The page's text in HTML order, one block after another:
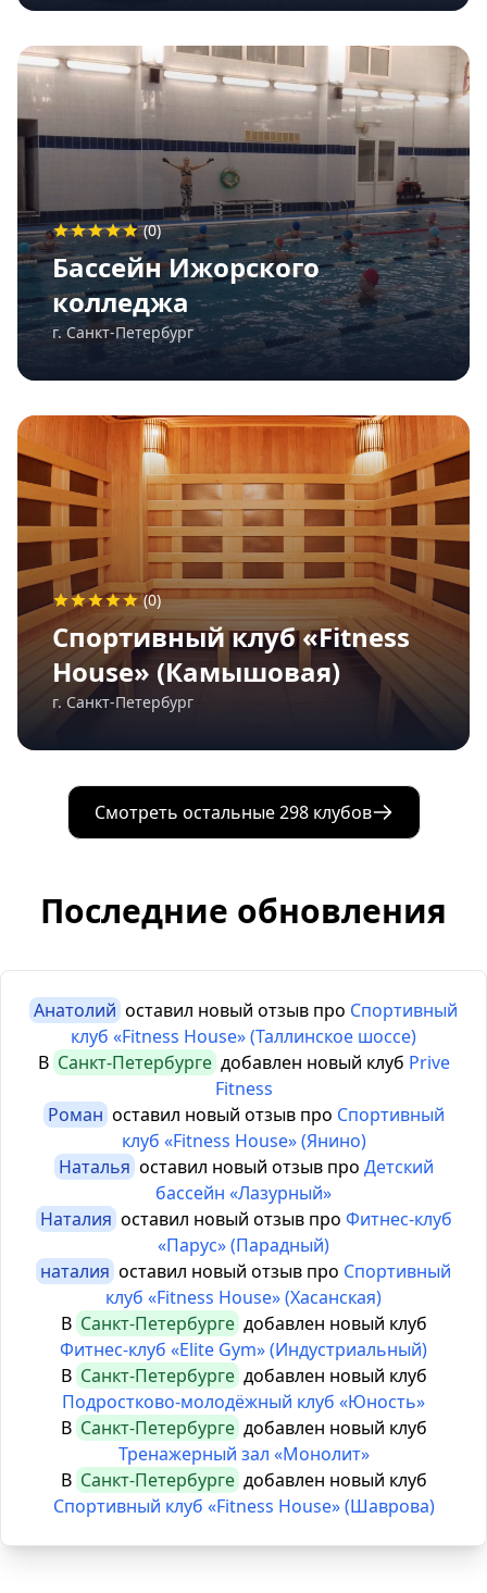
(0)
Бассейн Ижорского
колледжа
г. Санкт-Петербург
(0)
Спортивный клуб «Fitness
House» (Камышовая)
г. Санкт-Петербург
Смотреть остальные 298 клубов
Последние обновления
Анатолий оставил новый отзыв про Спортивный
клуб «Fitness House» (Таллинское шоссе)
В Санкт-Петербургедобавлен новый клуб Prive
Fitness
Роман оставил новый отзыв про Спортивный
клуб «Fitness House» (Янино)
Наталья оставил новый отзыв про Детский
бассейн «Лазурный»
Наталия оставил новый отзыв про Фитнес-клуб
«Парус» (Парадный)
наталия оставил новый отзыв про Спортивный
клуб «Fitness House» (Хасанская)
В Санкт-Петербургедобавлен новый клуб
Фитнес-клуб «Elite Gym» (Индустриальный)
В Санкт-Петербургедобавлен новый клуб
Подростково-молодёжный клуб «Юность»
В Санкт-Петербургедобавлен новый клуб
Тренажерный зал «Монолит»
В Санкт-Петербургедобавлен новый клуб
Спортивный клуб «Fitness House» (Шаврова)